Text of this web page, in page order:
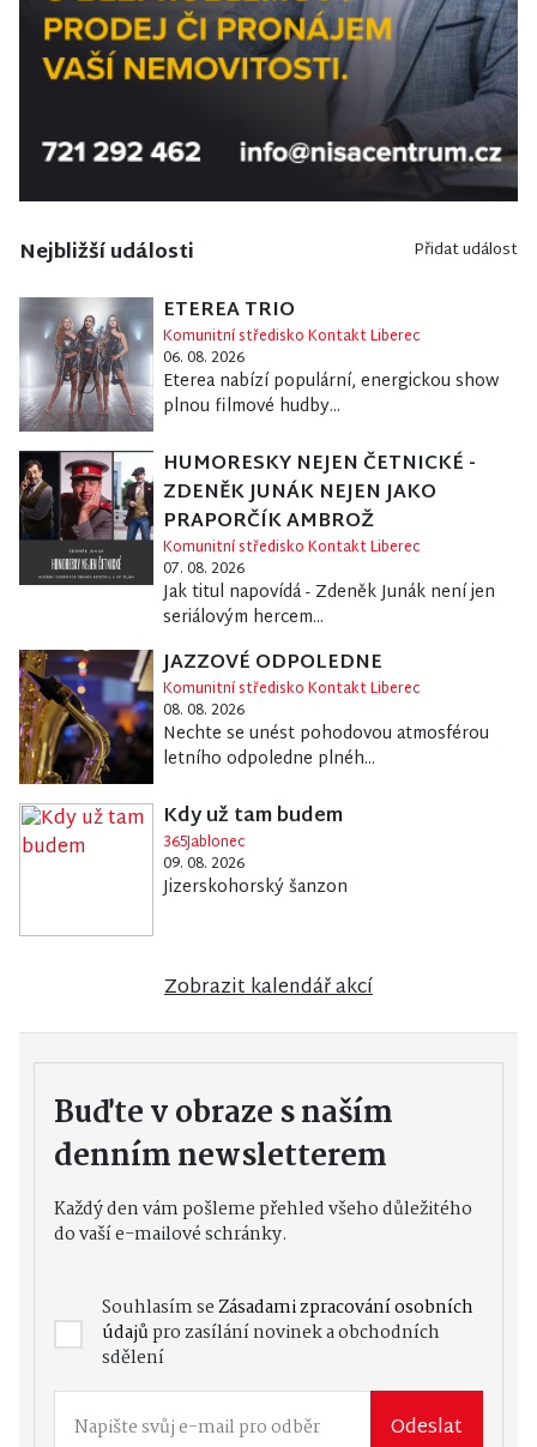
Nejbližší události Přidat událost
ETEREA TRIO
Komunitní středisko Kontakt Liberec
06. 08. 2026
Eterea nabízí populární, energickou show
plnou filmové hudby...
HUMORESKY NEJEN ČETNICKÉ -
ZDENĚK JUNÁK NEJEN JAKO
PRAPORČÍK AMBROŽ
Komunitní středisko Kontakt Liberec
07. 08. 2026
Jak titul napovídá - Zdeněk Junák není jen
seriálovým hercem...
JAZZOVÉ ODPOLEDNE
Komunitní středisko Kontakt Liberec
08. 08. 2026
Nechte se unést pohodovou atmosférou
letního odpoledne plnéh...
Kdy už tam budem
365Jablonec
09. 08. 2026
Jizerskohorský šanzon
Zobrazit kalendář akcí
Buďte v obraze s naším
denním newsletterem
Každý den vám pošleme přehled všeho důležitého
do vaší e-mailové schránky.
Souhlasím seZásadami zpracování osobních
údajůpro zasílání novinek a obchodních
sdělení
Odeslat